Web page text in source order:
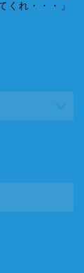
くれ・・・」